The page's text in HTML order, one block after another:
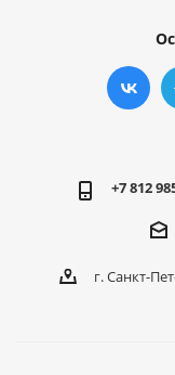
+7 812
г. Санкт-